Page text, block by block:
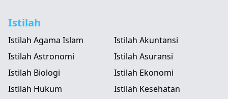
Istilah
Istilah Agama Islam
Istilah Akuntansi
Istilah Astronomi
Istilah Asuransi
Istilah Biologi
Istilah Ekonomi
Istilah Hukum
Istilah Kesehatan